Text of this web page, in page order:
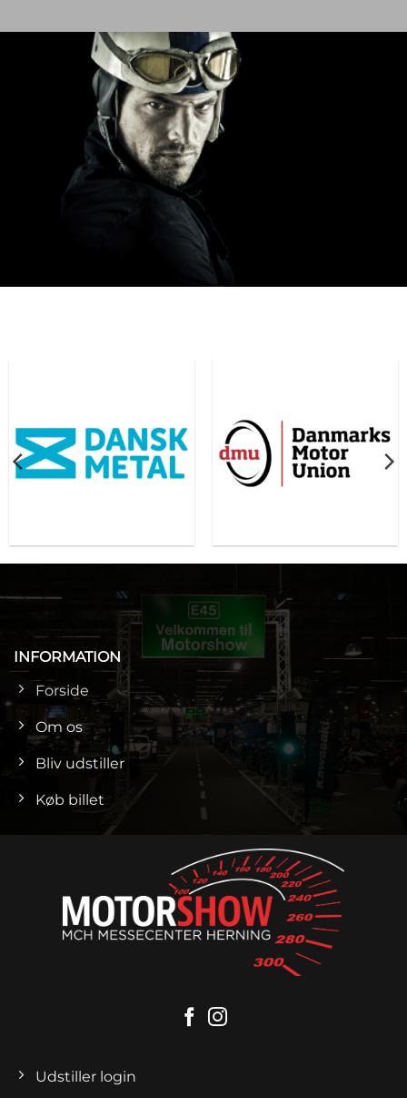
INFORMATION
Forside
Om os
Bliv udstiller
Køb billet
Udstiller login